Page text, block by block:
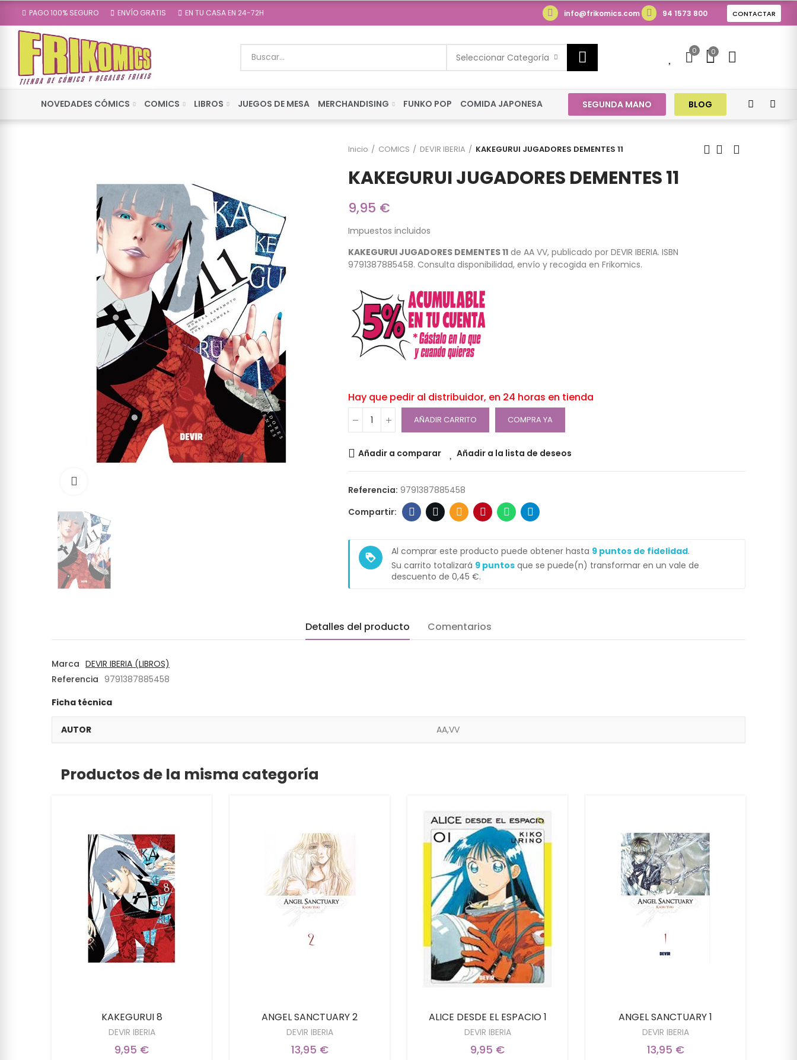
PAGO 100% SEGURO ENVÍO GRATIS EN TU CASA EN 24-72H info@frikomics.com 94 1573 800 CONTACTAR
Seleccionar Categoría
0 0
NOVEDADES CÓMICS COMICS LIBROS JUEGOS DE MESA MERCHANDISING FUNKO POP COMIDA JAPONESA SEGUNDA MANO BLOG
Inicio COMICS DEVIR IBERIA KAKEGURUI JUGADORES DEMENTES 11
KAKEGURUI JUGADORES DEMENTES 11
9,95 €
Impuestos incluidos
KAKEGURUI JUGADORES DEMENTES 11 de AA VV, publicado por DEVIR IBERIA. ISBN
9791387885458. Consulta disponibilidad, envío y recogida en Frikomics.
Hay que pedir al distribuidor, en 24 horas en tienda
AÑADIR CARRITO COMPRA YA
Añadir a comparar Añadir a la lista de deseos
Referencia: 9791387885458
loyalty
Al comprar este producto puede obtener hasta 9 puntos de fidelidad.
Su carrito totalizará 9 puntos que se puede(n) transformar en un vale de
descuento de 0,45 €.
Detalles del producto Comentarios
Marca DEVIR IBERIA (LIBROS)
Referencia 9791387885458
Ficha técnica
AUTOR AA,VV
Productos de la misma categoría
KAKEGURUI 8
DEVIR IBERIA
9,95 €
ANGEL SANCTUARY 2
DEVIR IBERIA
13,95 €
ALICE DESDE EL ESPACIO 1
DEVIR IBERIA
9,95 €
ANGEL SANCTUARY 1
DEVIR IBERIA
13,95 €